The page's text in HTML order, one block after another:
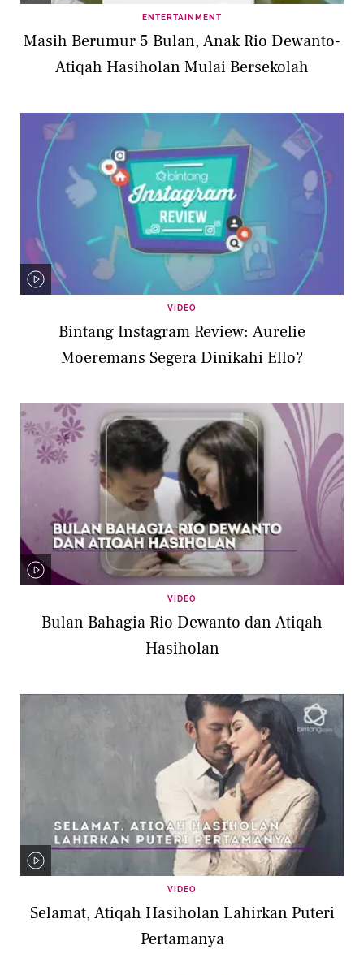
ENTERTAINMENT
Masih Berumur 5 Bulan, Anak Rio Dewanto-
Atiqah Hasiholan Mulai Bersekolah
VIDEO
Bintang Instagram Review: Aurelie
Moeremans Segera Dinikahi Ello?
VIDEO
Bulan Bahagia Rio Dewanto dan Atiqah
Hasiholan
VIDEO
Selamat, Atiqah Hasiholan Lahirkan Puteri
Pertamanya